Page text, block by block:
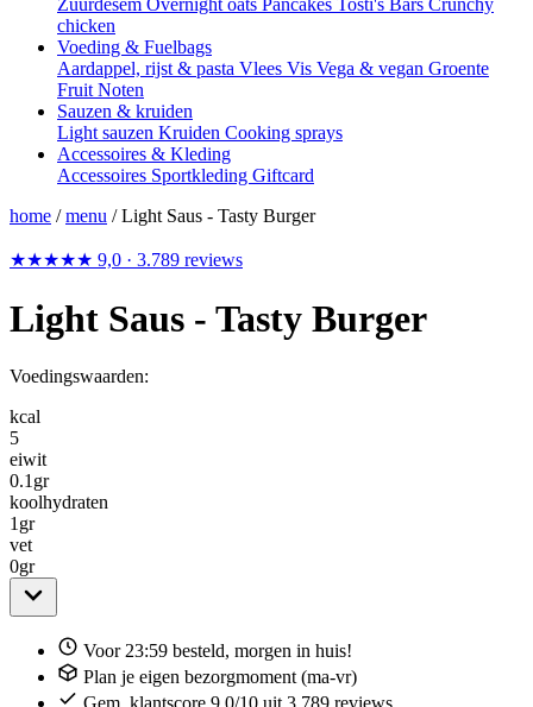
Zuurdesem Overnight oats Pancakes Tosti's Bars Crunchy
chicken
Voeding & Fuelbags
Aardappel, rijst & pasta Vlees Vis Vega & vegan Groente
Fruit Noten
Sauzen & kruiden
Light sauzen Kruiden Cooking sprays
Accessoires & Kleding
Accessoires Sportkleding Giftcard
home / menu / Light Saus - Tasty Burger
★★★★★ 9,0 · 3.789 reviews
Light Saus - Tasty Burger
Voedingswaarden:
kcal
5
eiwit
0.1 gr
koolhydraten
1 gr
vet
0gr
Voor 23:59 besteld, morgen in huis!
Plan je eigen bezorgmoment (ma-vr)